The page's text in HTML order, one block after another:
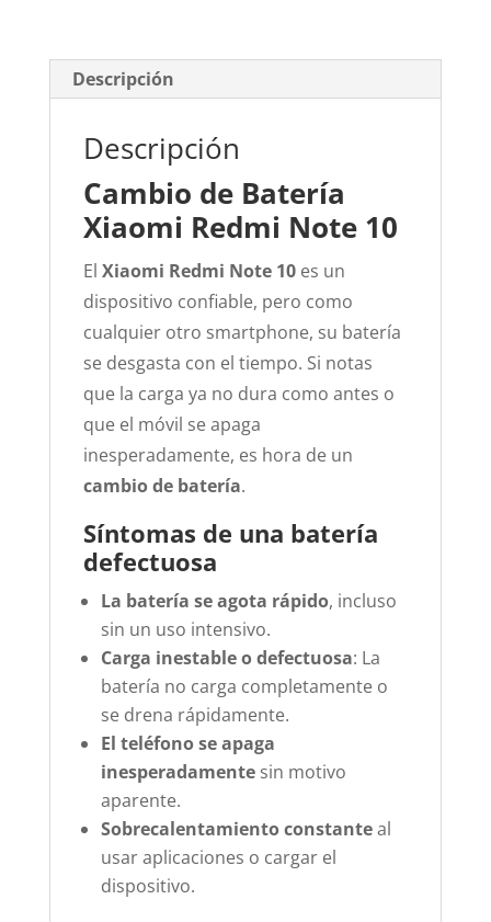
Descripción
Descripción
Cambio de Batería
Xiaomi Redmi Note 10
El Xiaomi Redmi Note 10es un
dispositivo confiable, pero como
cualquier otro smartphone, su batería
se desgasta con el tiempo. Si notas
que la carga ya no dura como antes o
que el móvil se apaga
inesperadamente, es hora de un
cambio de batería.
Síntomas de una batería
defectuosa
La batería se agota rápido, incluso
sin un uso intensivo.
Carga inestable o defectuosa: La
batería no carga completamente o
se drena rápidamente.
El teléfono se apaga
inesperadamentesin motivo
aparente.
Sobrecalentamiento constanteal
usar aplicaciones o cargar el
dispositivo.